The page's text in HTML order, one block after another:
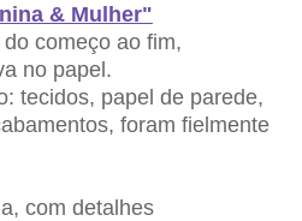
& Mulher"
começo ao fim,
no papel.
tecidos, papel de parede,
foram fielmente
com detalhes